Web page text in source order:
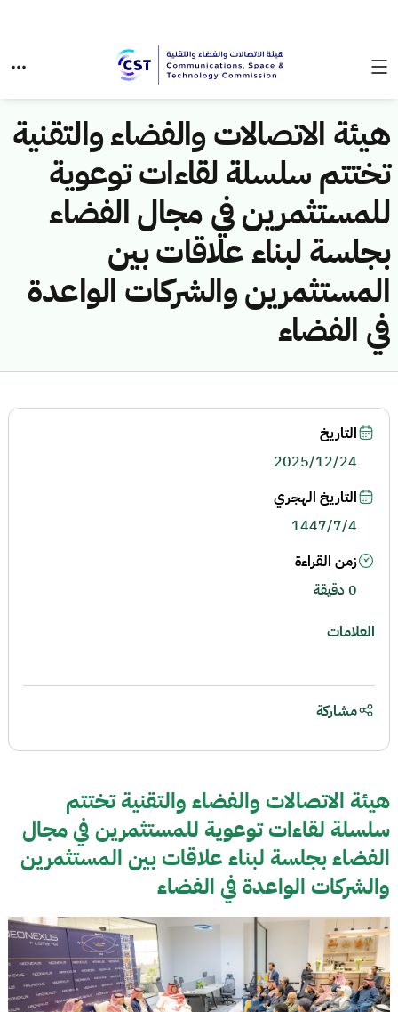
هيئة الاتصالات والفضاء والتقنية
تختتم سلسلة لقاءات توعوية
للمستثمرين في مجال الفضاء
بجلسة لبناء علاقات بين
المستثمرين والشركات الواعدة
في الفضاء
هيئة الاتصالات والفضاء والتقنية تختتم
سلسلة لقاءات توعوية للمستثمرين في مجال
الفضاء بجلسة لبناء علاقات بين المستثمرين
والشركات الواعدة في الفضاء
التاريخ
2025/12/24
التاريخ الهجري
1447/7/4
زمن القراءة
0 دقيقة
العلامات
مشاركة